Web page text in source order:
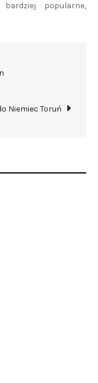
popularne,
Niemiec Toruń